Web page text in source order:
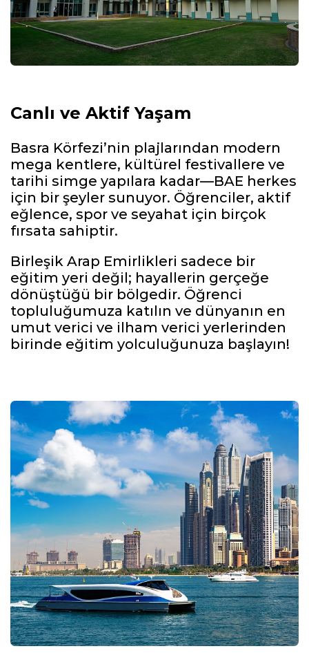
Canlı ve Aktif Yaşam
Basra Körfezi’nin plajlarından modern
mega kentlere, kültürel festivallere ve
tarihi simge yapılara kadar—BAE herkes
için bir şeyler sunuyor. Öğrenciler, aktif
eğlence, spor ve seyahat için birçok
fırsata sahiptir.
Birleşik Arap Emirlikleri sadece bir
eğitim yeri değil; hayallerin gerçeğe
dönüştüğü bir bölgedir. Öğrenci
topluluğumuza katılın ve dünyanın en
umut verici ve ilham verici yerlerinden
birinde eğitim yolculuğunuza başlayın!